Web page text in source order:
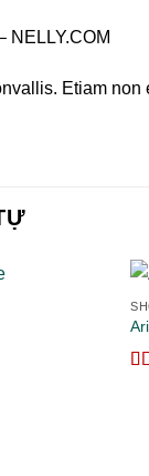
NELLY.COM
Etiam